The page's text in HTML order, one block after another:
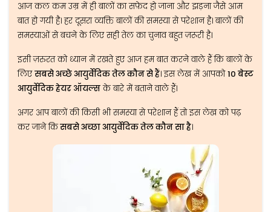
आज कल कम उम्र में ही बालों का सफ़ेद हो जाना और झड़ना जैसे आम
बात हो गयी है। हर दूसरा व्यक्ति बालों की समस्या से परेशान है। बालों की
समस्याओं से बचने के लिए सही तेल का चुनाव बहुत ज़रूरी है।
इसी ज़रुरत को ध्यान में रखते हुए आज हम बात करने वाले हैं कि बालों के
लिएसबसे अच्छे आयुर्वेदिक तेल कौन से हैं। इस लेख में आपको10 बेस्ट
आयुर्वेदिक हेयर ऑयल्सके बारे में बताने वाले हैं।
अगर आप बालों की किसी भी समस्या से परेशान हैं तो इस लेख को पढ़
कर जाने किसबसे अच्छा आयुर्वेदिक तेल कौन सा है।